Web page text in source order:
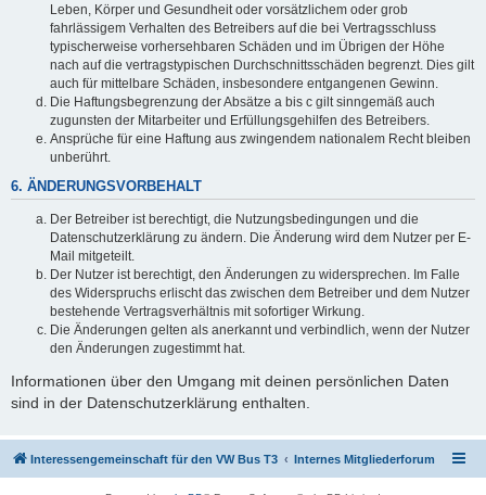
Leben, Körper und Gesundheit oder vorsätzlichem oder grob
fahrlässigem Verhalten des Betreibers auf die bei Vertragsschluss
typischerweise vorhersehbaren Schäden und im Übrigen der Höhe
nach auf die vertragstypischen Durchschnittsschäden begrenzt. Dies gilt
auch für mittelbare Schäden, insbesondere entgangenen Gewinn.
Die Haftungsbegrenzung der Absätze a bis c gilt sinngemäß auch
zugunsten der Mitarbeiter und Erfüllungsgehilfen des Betreibers.
Ansprüche für eine Haftung aus zwingendem nationalem Recht bleiben
unberührt.
6. ÄNDERUNGSVORBEHALT
Der Betreiber ist berechtigt, die Nutzungsbedingungen und die
Datenschutzerklärung zu ändern. Die Änderung wird dem Nutzer per E-
Mail mitgeteilt.
Der Nutzer ist berechtigt, den Änderungen zu widersprechen. Im Falle
des Widerspruchs erlischt das zwischen dem Betreiber und dem Nutzer
bestehende Vertragsverhältnis mit sofortiger Wirkung.
Die Änderungen gelten als anerkannt und verbindlich, wenn der Nutzer
den Änderungen zugestimmt hat.
Informationen über den Umgang mit deinen persönlichen Daten
sind in der Datenschutzerklärung enthalten.
Interessengemeinschaft für den VW Bus T3 Internes Mitgliederforum